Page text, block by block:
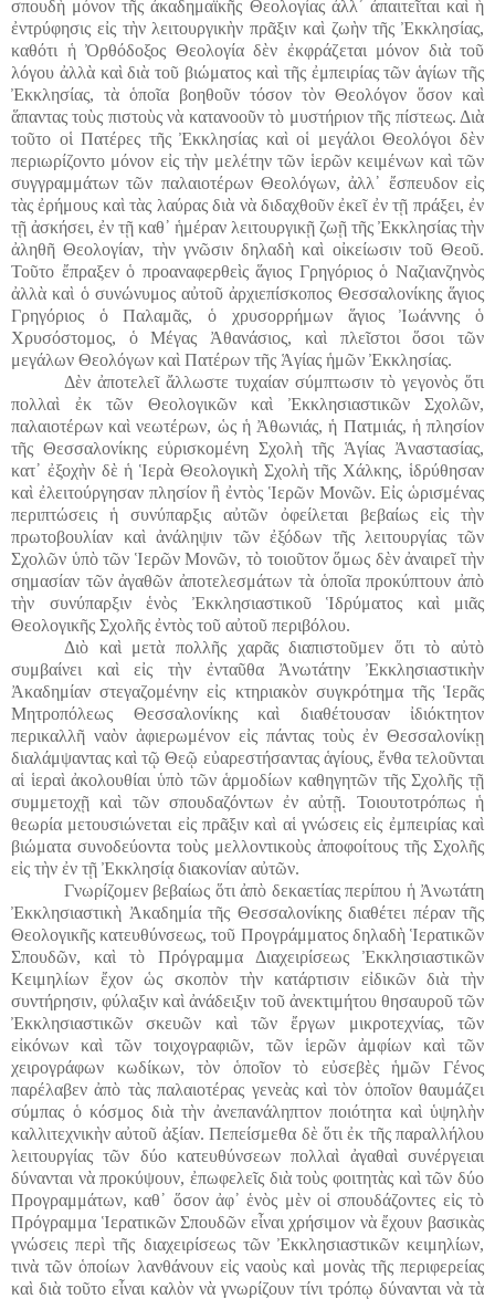
σπουδὴ μόνον τῆς ἀκαδημαϊκῆς Θεολογίας ἀλλ᾽ ἀπαιτεῖται καὶ ἡ
ἐντρύφησις εἰς τὴν λειτουργικὴν πρᾶξιν καὶ ζωὴν τῆς Ἐκκλησίας,
καθότι ἡ Ὀρθόδοξος Θεολογία δὲν ἐκφράζεται μόνον διὰ τοῦ
λόγου ἀλλὰ καὶ διὰ τοῦ βιώματος καὶ τῆς ἐμπειρίας τῶν ἁγίων τῆς
Ἐκκλησίας, τὰ ὁποῖα βοηθοῦν τόσον τὸν Θεολόγον ὅσον καὶ
ἅπαντας τοὺς πιστοὺς νὰ κατανοοῦν τὸ μυστήριον τῆς πίστεως. Διὰ
τοῦτο οἱ Πατέρες τῆς Ἐκκλησίας καὶ οἱ μεγάλοι Θεολόγοι δὲν
περιωρίζοντο μόνον εἰς τὴν μελέτην τῶν ἱερῶν κειμένων καὶ τῶν
συγγραμμάτων τῶν παλαιοτέρων Θεολόγων, ἀλλ᾽ ἔσπευδον εἰς
τὰς ἐρήμους καὶ τὰς λαύρας διὰ νὰ διδαχθοῦν ἐκεῖ ἐν τῇ πράξει, ἐν
τῇ ἀσκήσει, ἐν τῇ καθ᾽ ἡμέραν λειτουργικῇ ζωῇ τῆς Ἐκκλησίας τὴν
ἀληθῆ Θεολογίαν, τὴν γνῶσιν δηλαδὴ καὶ οἰκείωσιν τοῦ Θεοῦ.
Τοῦτο ἔπραξεν ὁ προαναφερθεὶς ἅγιος Γρηγόριος ὁ Ναζιανζηνὸς
ἀλλὰ καὶ ὁ συνώνυμος αὐτοῦ ἀρχιεπίσκοπος Θεσσαλονίκης ἅγιος
Γρηγόριος ὁ Παλαμᾶς, ὁ χρυσορρήμων ἅγιος Ἰωάννης ὁ
Χρυσόστομος, ὁ Μέγας Ἀθανάσιος, καὶ πλεῖστοι ὅσοι τῶν
μεγάλων Θεολόγων καὶ Πατέρων τῆς Ἁγίας ἡμῶν Ἐκκλησίας.
Δὲν ἀποτελεῖ ἄλλωστε τυχαίαν σύμπτωσιν τὸ γεγονὸς ὅτι
πολλαὶ ἐκ τῶν Θεολογικῶν καὶ Ἐκκλησιαστικῶν Σχολῶν,
παλαιοτέρων καὶ νεωτέρων, ὡς ἡ Ἀθωνιάς, ἡ Πατμιάς, ἡ πλησίον
τῆς Θεσσαλονίκης εὑρισκομένη Σχολὴ τῆς Ἁγίας Ἀναστασίας,
κατ᾽ ἐξοχὴν δὲ ἡ Ἱερὰ Θεολογικὴ Σχολὴ τῆς Χάλκης, ἱδρύθησαν
καὶ ἐλειτούργησαν πλησίον ἢ ἐντὸς Ἱερῶν Μονῶν. Εἰς ὡρισμένας
περιπτώσεις ἡ συνύπαρξις αὐτῶν ὀφείλεται βεβαίως εἰς τὴν
πρωτοβουλίαν καὶ ἀνάληψιν τῶν ἐξόδων τῆς λειτουργίας τῶν
Σχολῶν ὑπὸ τῶν Ἱερῶν Μονῶν, τὸ τοιοῦτον ὅμως δὲν ἀναιρεῖ τὴν
σημασίαν τῶν ἀγαθῶν ἀποτελεσμάτων τὰ ὁποῖα προκύπτουν ἀπὸ
τὴν συνύπαρξιν ἑνὸς Ἐκκλησιαστικοῦ Ἱδρύματος καὶ μιᾶς
Θεολογικῆς Σχολῆς ἐντὸς τοῦ αὐτοῦ περιβόλου.
Διὸ καὶ μετὰ πολλῆς χαρᾶς διαπιστοῦμεν ὅτι τὸ αὐτὸ
συμβαίνει καὶ εἰς τὴν ἐνταῦθα Ἀνωτάτην Ἐκκλησιαστικὴν
Ἀκαδημίαν στεγαζομένην εἰς κτηριακὸν συγκρότημα τῆς Ἱερᾶς
Μητροπόλεως Θεσσαλονίκης καὶ διαθέτουσαν ἰδιόκτητον
περικαλλῆ ναὸν ἀφιερωμένον εἰς πάντας τοὺς ἐν Θεσσαλονίκῃ
διαλάμψαντας καὶ τῷ Θεῷ εὐαρεστήσαντας ἁγίους, ἔνθα τελοῦνται
αἱ ἱεραὶ ἀκολουθίαι ὑπὸ τῶν ἁρμοδίων καθηγητῶν τῆς Σχολῆς τῇ
συμμετοχῇ καὶ τῶν σπουδαζόντων ἐν αὐτῇ. Τοιουτοτρόπως ἡ
θεωρία μετουσιώνεται εἰς πρᾶξιν καὶ αἱ γνώσεις εἰς ἐμπειρίας καὶ
βιώματα συνοδεύοντα τοὺς μελλοντικοὺς ἀποφοίτους τῆς Σχολῆς
εἰς τὴν ἐν τῇ Ἐκκλησίᾳ διακονίαν αὐτῶν.
Γνωρίζομεν βεβαίως ὅτι ἀπὸ δεκαετίας περίπου ἡ Ἀνωτάτη
Ἐκκλησιαστικὴ Ἀκαδημία τῆς Θεσσαλονίκης διαθέτει πέραν τῆς
Θεολογικῆς κατευθύνσεως, τοῦ Προγράμματος δηλαδὴ Ἱερατικῶν
Σπουδῶν, καὶ τὸ Πρόγραμμα Διαχειρίσεως Ἐκκλησιαστικῶν
Κειμηλίων ἔχον ὡς σκοπὸν τὴν κατάρτισιν εἰδικῶν διὰ τὴν
συντήρησιν, φύλαξιν καὶ ἀνάδειξιν τοῦ ἀνεκτιμήτου θησαυροῦ τῶν
Ἐκκλησιαστικῶν σκευῶν καὶ τῶν ἔργων μικροτεχνίας, τῶν
εἰκόνων καὶ τῶν τοιχογραφιῶν, τῶν ἱερῶν ἀμφίων καὶ τῶν
χειρογράφων κωδίκων, τὸν ὁποῖον τὸ εὐσεβὲς ἡμῶν Γένος
παρέλαβεν ἀπὸ τὰς παλαιοτέρας γενεὰς καὶ τὸν ὁποῖον θαυμάζει
σύμπας ὁ κόσμος διὰ τὴν ἀνεπανάληπτον ποιότητα καὶ ὑψηλὴν
καλλιτεχνικὴν αὐτοῦ ἀξίαν. Πεπείσμεθα δὲ ὅτι ἐκ τῆς παραλλήλου
λειτουργίας τῶν δύο κατευθύνσεων πολλαὶ ἀγαθαὶ συνέργειαι
δύνανται νὰ προκύψουν, ἐπωφελεῖς διὰ τοὺς φοιτητὰς καὶ τῶν δύο
Προγραμμάτων, καθ᾽ ὅσον ἀφ᾽ ἑνὸς μὲν οἱ σπουδάζοντες εἰς τὸ
Πρόγραμμα Ἱερατικῶν Σπουδῶν εἶναι χρήσιμον νὰ ἔχουν βασικὰς
γνώσεις περὶ τῆς διαχειρίσεως τῶν Ἐκκλησιαστικῶν κειμηλίων,
τινὰ τῶν ὁποίων λανθάνουν εἰς ναοὺς καὶ μονὰς τῆς περιφερείας
καὶ διὰ τοῦτο εἶναι καλὸν νὰ γνωρίζουν τίνι τρόπῳ δύνανται νὰ τὰ